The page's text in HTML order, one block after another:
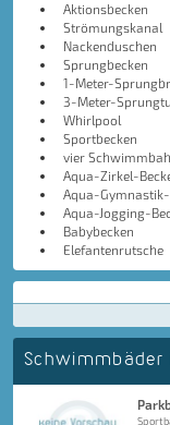
Aktionsbecken
Strömungskanal
Nackenduschen
Sprungbecken
1-Meter-
3-Meter-
Whirlpool
Sportbecken
vier
Aqua-Zirkel-
Aqua-Gymnastik-
Aqua-Jogging-
Babybecken
Elefantenrutsche
Schwimmbäder